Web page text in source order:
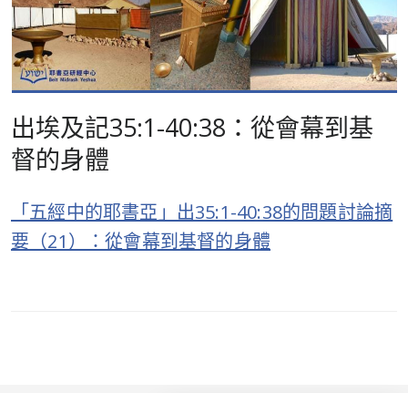
出埃及記35:1-40:38：從會幕到基
督的身體
「五經中的耶書亞」出35:1-40:38的問題討論摘
要（21）：從會幕到基督的身體